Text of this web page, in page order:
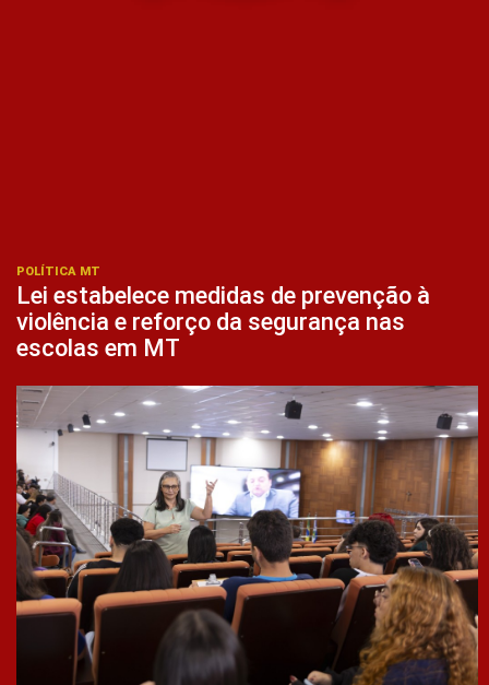
POLÍTICA MT
Lei estabelece medidas de prevenção à
violência e reforço da segurança nas
escolas em MT